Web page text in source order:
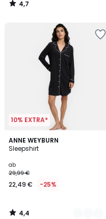
4,7
/
10% EXTRA*
ANNE WEYBURN
Sleepshirt
ab
29,99 €
22,49 € -25%
4,4
/ 5
2
Farben
4,4
/